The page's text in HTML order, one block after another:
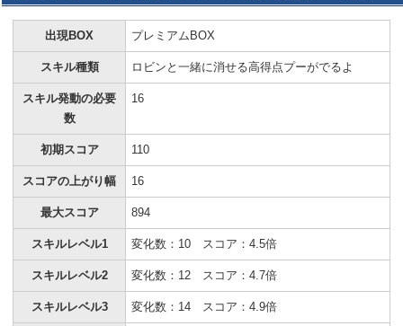
出現BOX プレミアムBOX
スキル種類 ロビンと一緒に消せる高得点プーがでるよ
スキル発動の必要
数
16
初期スコア 110
スコアの上がり幅 16
最大スコア 894
スキルレベル1 変化数：10 スコア：4.5倍
スキルレベル2 変化数：12 スコア：4.7倍
スキルレベル3 変化数：14 スコア：4.9倍